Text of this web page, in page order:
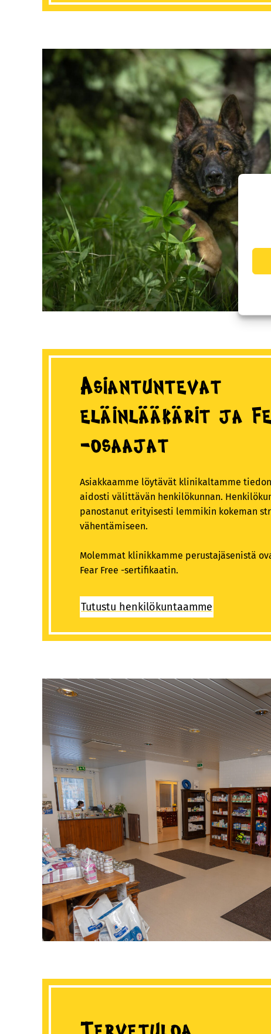
Asiantuntevat
eläinlääkärit ja
-osaajat
Asiakkaamme löytävät klinikaltamme
aidosti välittävän henkilökunnan.
panostanut erityisesti lemmikin kokeman
vähentämiseen.
Molemmat klinikkamme perustajäsenistä
Fear Free -sertifikaatin.
Tutustu henkilökuntaamme